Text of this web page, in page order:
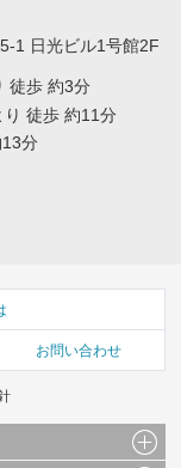
1 日光ビル1号館2F
徒歩 約3分
り 徒歩 約11分
分
お問い合わせ